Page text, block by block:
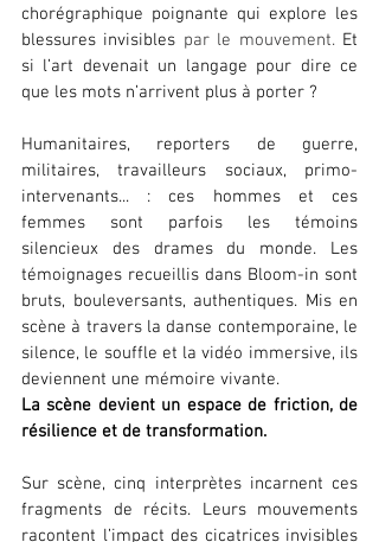
chorégraphique poignante qui explore les
blessures invisibles par le mouvement. Et
si l’art devenait un langage pour dire ce
que les mots n’arrivent plus à porter ?
Humanitaires, reporters de guerre,
militaires, travailleurs sociaux, primo-
intervenants... : ces hommes et ces
femmes sont parfois les témoins
silencieux des drames du monde. Les
témoignages recueillis dans Bloom-in sont
bruts, bouleversants, authentiques. Mis en
scène à travers la danse contemporaine, le
silence, le souffle et la vidéo immersive, ils
deviennent une mémoire vivante.
La scène devient un espace de friction, de
résilience et de transformation.
Sur scène, cinq interprètes incarnent ces
fragments de récits. Leurs mouvements
racontent l’impact des cicatrices invisibles